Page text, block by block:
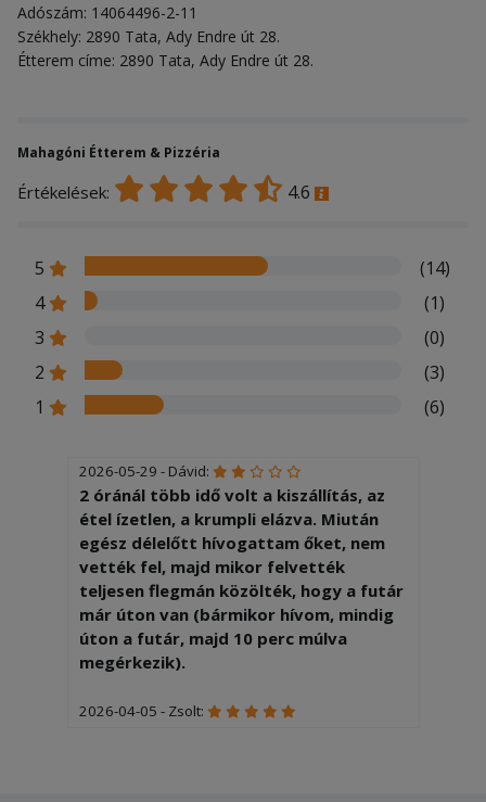
Adószám: 14064496-2-11
Székhely: 2890 Tata, Ady Endre út 28.
Étterem címe: 2890 Tata, Ady Endre út 28.
Mahagóni Étterem & Pizzéria
Értékelések: 4.6
5
(14)
4
(1)
3
(0)
2
(3)
1
(6)
2026-05-29 - Dávid:
2 óránál több idő volt a kiszállítás, az
étel ízetlen, a krumpli elázva. Miután
egész délelőtt hívogattam őket, nem
vették fel, majd mikor felvették
teljesen flegmán közölték, hogy a futár
már úton van (bármikor hívom, mindig
úton a futár, majd 10 perc múlva
megérkezik).
2026-04-05 - Zsolt: